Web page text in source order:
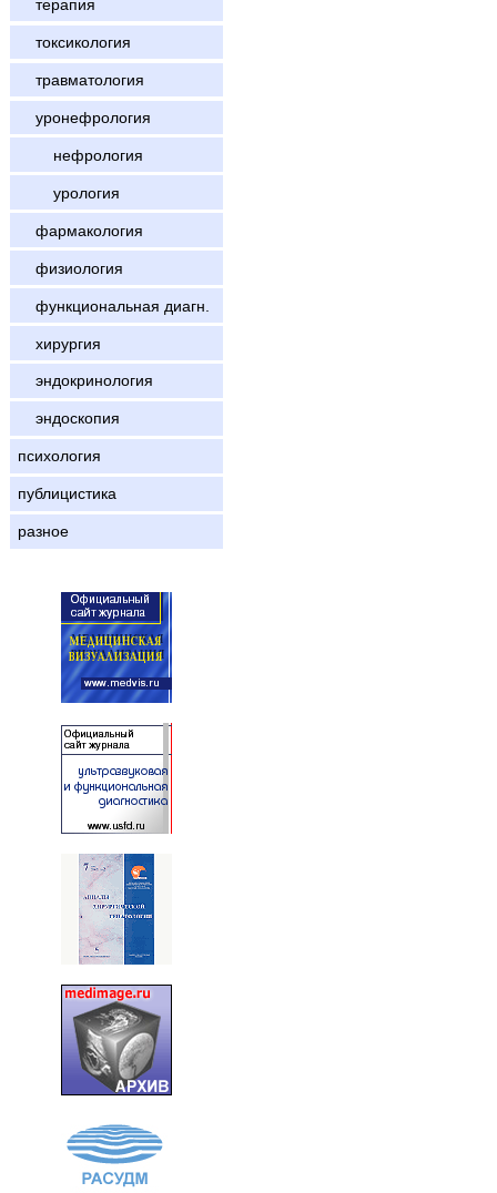
терапия
токсикология
травматология
уронефрология
нефрология
урология
фармакология
физиология
функциональная диагн.
хирургия
эндокринология
эндоскопия
психология
публицистика
разное